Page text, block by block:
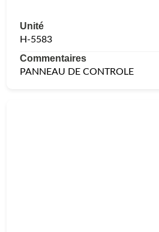
Unité
H-5583
Commentaires
PANNEAU DE CONTROLE